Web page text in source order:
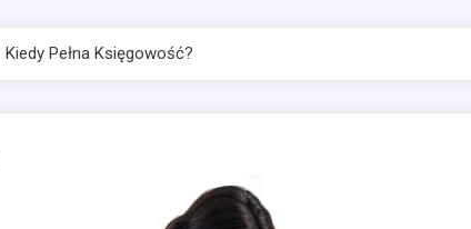
Kiedy Pełna Księgowość?